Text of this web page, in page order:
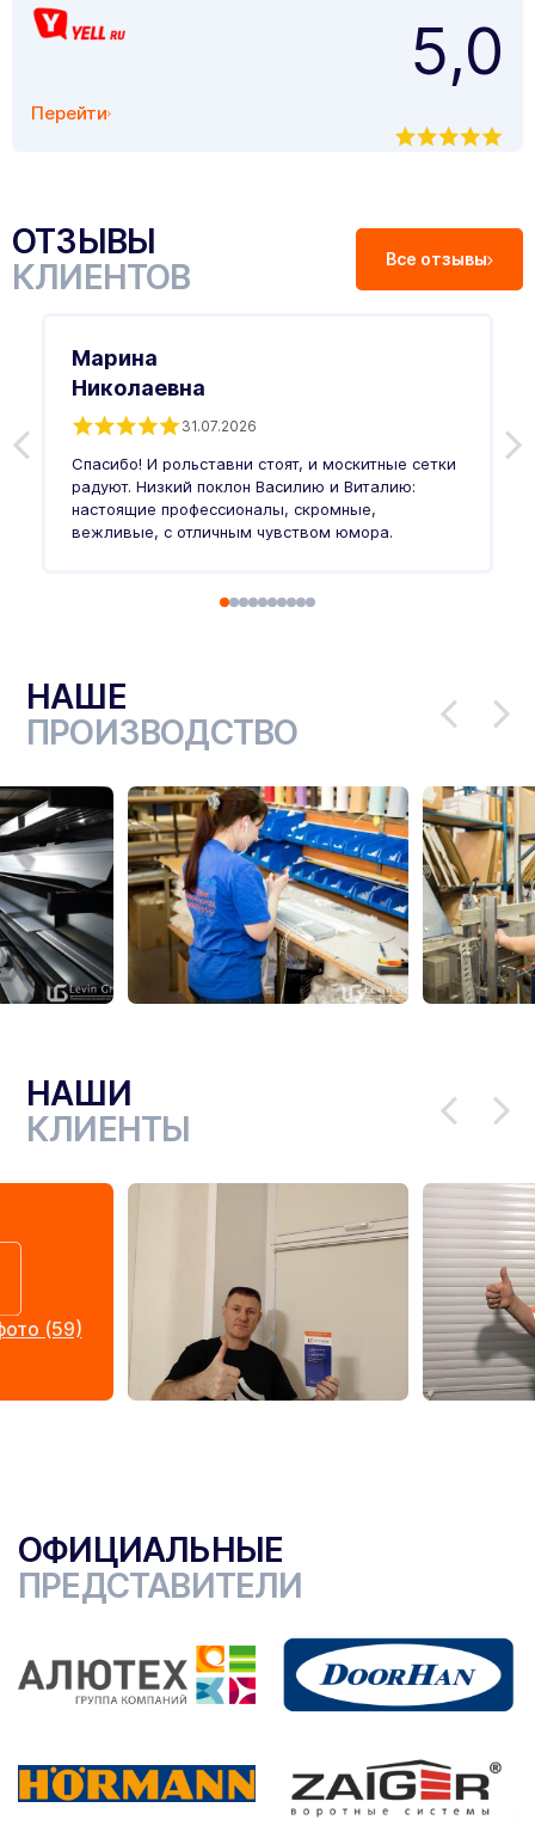
Перейти
5,0
ОТЗЫВЫ
КЛИЕНТОВ
Все отзывы
Марина
Николаевна
31.07.2026
Спасибо! И рольставни стоят, и москитные сетки
радуют. Низкий поклон Василию и Виталию:
настоящие профессионалы, скромные,
вежливые, с отличным чувством юмора.
НАШЕ
ПРОИЗВОДСТВО
НАШИ
КЛИЕНТЫ
(59)
ОФИЦИАЛЬНЫЕ
ПРЕДСТАВИТЕЛИ